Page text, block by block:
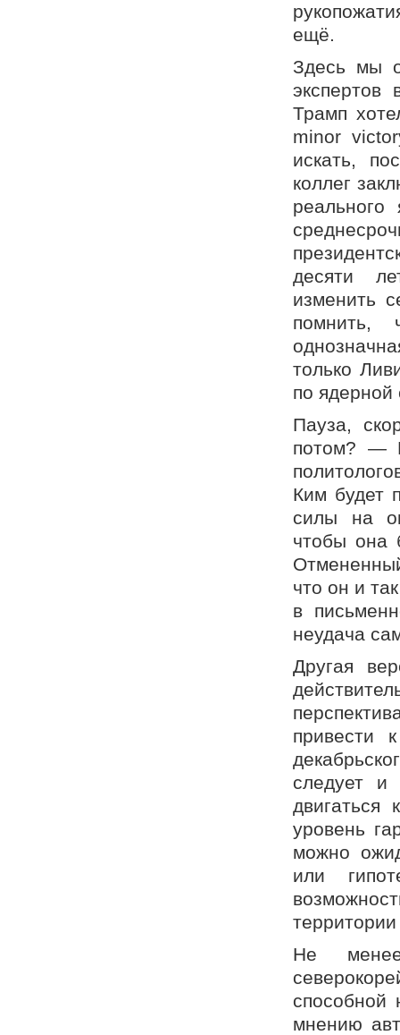
ещё.
Здесь мы
экспертов
Трамп
minor
искать,
коллег
десяти
изменить
помнить,
только
по ядерной
Пауза,
потом? —
Ким будет
силы на
чтобы она
что он и
в
неудача
Другая
привести
следует и
уровень
можно
или
Не
способной
мнению